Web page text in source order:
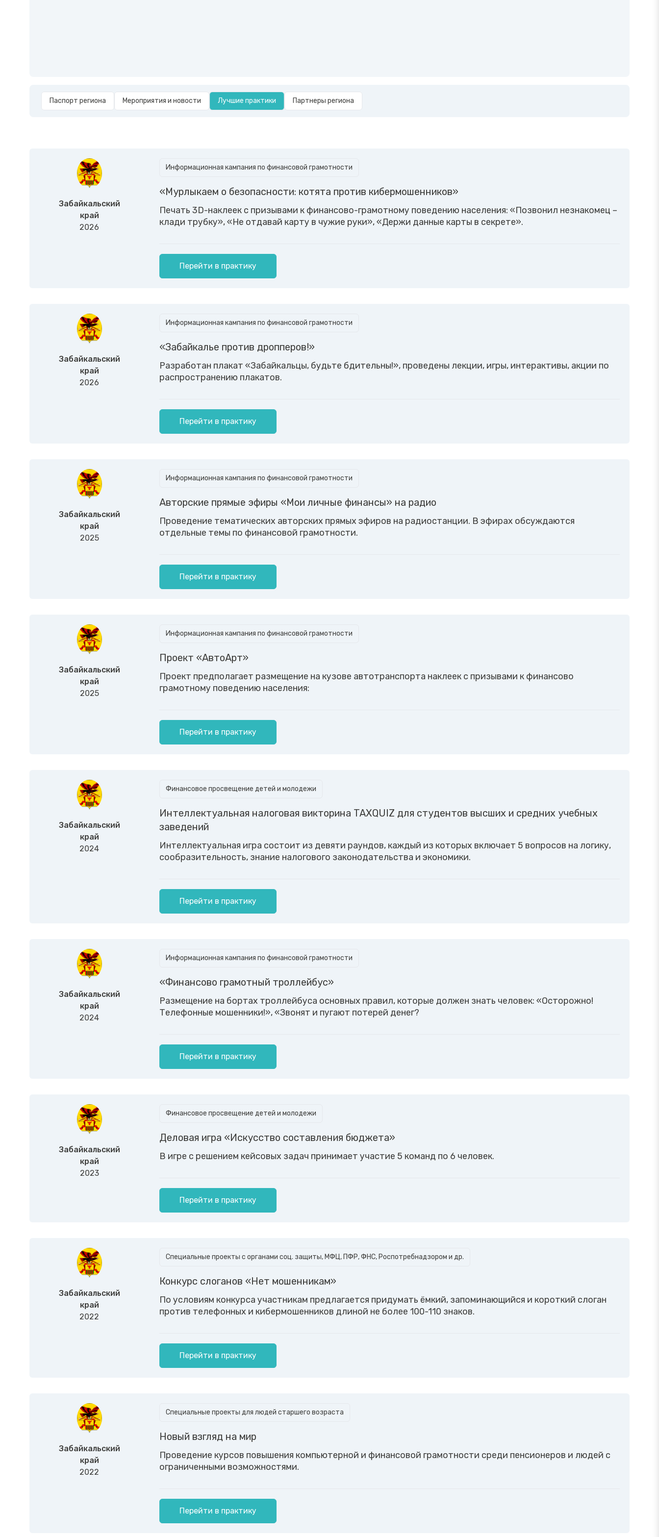
Паспорт региона Мероприятия и новости Лучшие практики Партнеры региона
Забайкальский
край
2026
Информационная кампания по финансовой грамотности
«Мурлыкаем о безопасности: котята против кибермошенников»
Печать 3D-наклеек с призывами к финансово-грамотному поведению населения: «Позвонил незнакомец –
клади трубку», «Не отдавай карту в чужие руки», «Держи данные карты в секрете».
Перейти в практику
Забайкальский
край
2026
Информационная кампания по финансовой грамотности
«Забайкалье против дропперов!»
Разработан плакат «Забайкальцы, будьте бдительны!», проведены лекции, игры, интерактивы, акции по
распространению плакатов.
Перейти в практику
Забайкальский
край
2025
Информационная кампания по финансовой грамотности
Авторские прямые эфиры «Мои личные финансы» на радио
Проведение тематических авторских прямых эфиров на радиостанции. В эфирах обсуждаются
отдельные темы по финансовой грамотности.
Перейти в практику
Забайкальский
край
2025
Информационная кампания по финансовой грамотности
Проект «АвтоАрт»
Проект предполагает размещение на кузове автотранспорта наклеек с призывами к финансово
грамотному поведению населения:
Перейти в практику
Забайкальский
край
2024
Финансовое просвещение детей и молодежи
Интеллектуальная налоговая викторина TAXQUIZ для студентов высших и средних учебных
заведений
Интеллектуальная игра состоит из девяти раундов, каждый из которых включает 5 вопросов на логику,
сообразительность, знание налогового законодательства и экономики.
Перейти в практику
Забайкальский
край
2024
Информационная кампания по финансовой грамотности
«Финансово грамотный троллейбус»
Размещение на бортах троллейбуса основных правил, которые должен знать человек: «Осторожно!
Телефонные мошенники!», «Звонят и пугают потерей денег?
Перейти в практику
Забайкальский
край
2023
Финансовое просвещение детей и молодежи
Деловая игра «Искусство составления бюджета»
В игре с решением кейсовых задач принимает участие 5 команд по 6 человек.
Перейти в практику
Забайкальский
край
2022
Специальные проекты с органами соц. защиты, МФЦ, ПФР, ФНС, Роспотребнадзором и др.
Конкурс слоганов «Нет мошенникам»
По условиям конкурса участникам предлагается придумать ёмкий, запоминающийся и короткий слоган
против телефонных и кибермошенников длиной не более 100-110 знаков.
Перейти в практику
Забайкальский
край
2022
Специальные проекты для людей старшего возраста
Новый взгляд на мир
Проведение курсов повышения компьютерной и финансовой грамотности среди пенсионеров и людей с
ограниченными возможностями.
Перейти в практику